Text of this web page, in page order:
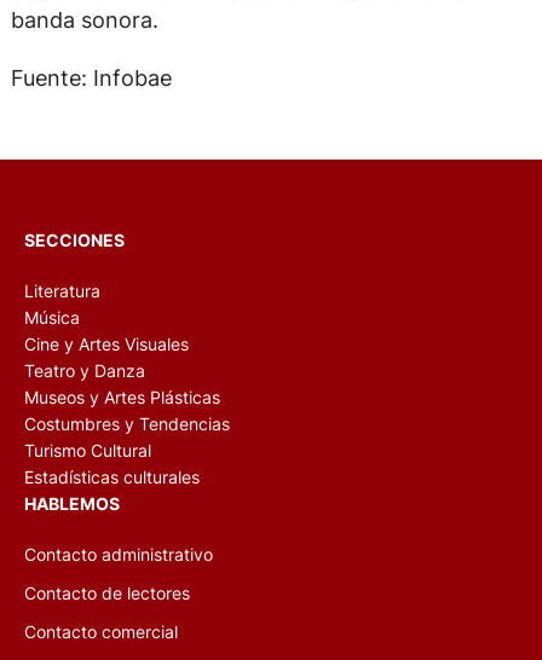
banda sonora.
Fuente: Infobae
SECCIONES
Literatura
Música
Cine y Artes Visuales
Teatro y Danza
Museos y Artes Plásticas
Costumbres y Tendencias
Turismo Cultural
Estadísticas culturales
HABLEMOS
Contacto administrativo
Contacto de lectores
Contacto comercial